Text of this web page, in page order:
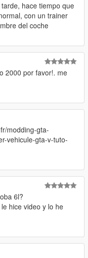
hace tiempo que
con un trainer
del coche
2000 por favor!. me
modding-gta-
vehicule-gta-v-tuto-
6l?
hice video y lo he